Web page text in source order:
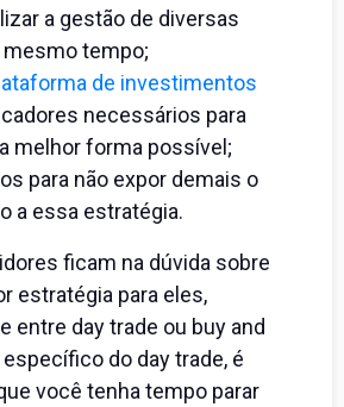
a gestão de diversas
tempo;
de investimentos
necessários para
melhor forma possível;
para não expor demais o
a essa estratégia.
ficam na dúvida sobre
estratégia para eles,
entre day trade ou buy and
do day trade, é
você tenha tempo parar